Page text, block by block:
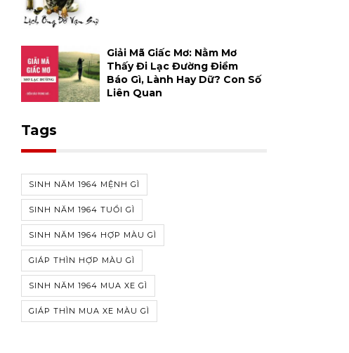
Giải Mã Giấc Mơ: Nằm Mơ
Thấy Đi Lạc Đường Điềm
Báo Gì, Lành Hay Dữ? Con Số
Liên Quan
Tags
SINH NĂM 1964 MỆNH GÌ
SINH NĂM 1964 TUỔI GÌ
SINH NĂM 1964 HỢP MÀU GÌ
GIÁP THÌN HỢP MÀU GÌ
SINH NĂM 1964 MUA XE GÌ
GIÁP THÌN MUA XE MÀU GÌ